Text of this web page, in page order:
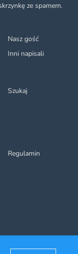
Nasz gość
Inni napisali
Szukaj
Regulamin
ze spamem.